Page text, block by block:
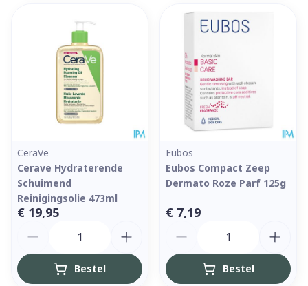
CeraVe
Cerave Hydraterende
Schuimend
Reinigingsolie 473ml
€ 19,95
Bestel
Eubos
Eubos Compact Zeep
Dermato Roze Parf 125g
€ 7,19
Bestel